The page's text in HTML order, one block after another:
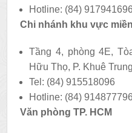
Hotline: (84)
Chi nhánh khu vực
Tầng 4, phòng 4E,
Hữu Thọ, P. Khuê
Tel: (84) 915518096
Hotline: (84) 914877796
Văn phòng TP. HCM